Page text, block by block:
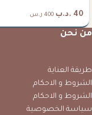
40 .د.ب 400 ر.س
من نحن
طريقة العناية
الشروط و الاحكام
الشروط و الاحكام
سياسة الخصوصية